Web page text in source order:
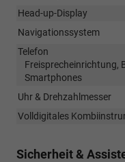
Head-up-Display
Navigationssystem
Telefon
Freisprecheinrichtung,
Smartphones
Uhr & Drehzahlmesser
Volldigitales
Sicherheit &